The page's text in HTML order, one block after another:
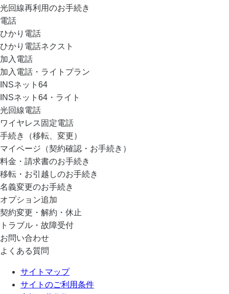
光回線再利用のお手続き
電話
ひかり電話
ひかり電話ネクスト
加入電話
加入電話・ライトプラン
INSネット64
INSネット64・ライト
光回線電話
ワイヤレス固定電話
手続き（移転、変更）
マイページ（契約確認・お手続き）
料金・請求書のお手続き
移転・お引越しのお手続き
名義変更のお手続き
オプション追加
契約変更・解約・休止
トラブル・故障受付
お問い合わせ
よくある質問
サイトマップ
サイトのご利用条件